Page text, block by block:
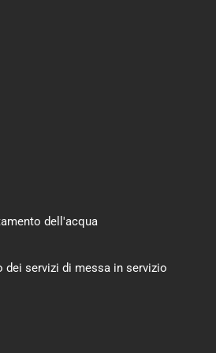
dell'acqua
dei servizi di messa in servizio